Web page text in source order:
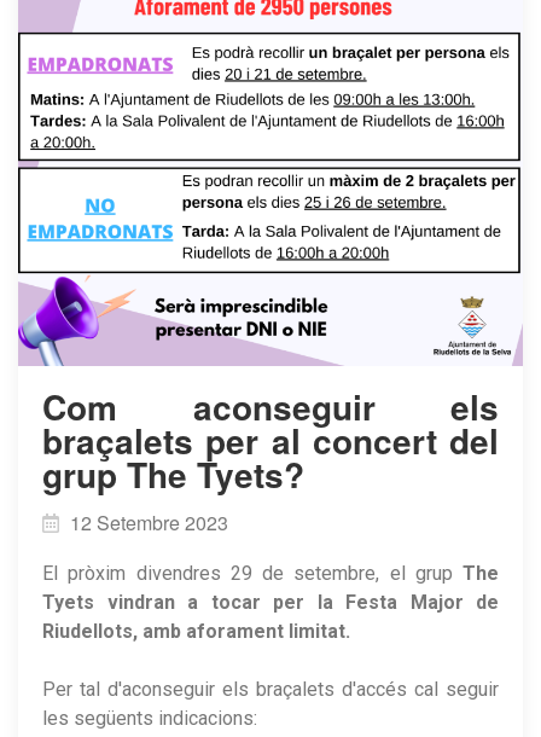
Com aconseguir els
braçalets per al concert del
grup The Tyets?
12 Setembre 2023
El pròxim divendres 29 de setembre, el grup The
Tyets vindran a tocar per la Festa Major de
Riudellots, amb aforament limitat.
Per tal d'aconseguir els braçalets d'accés cal seguir
les següents indicacions: